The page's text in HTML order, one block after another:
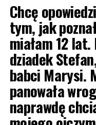
Chcę
tym, jak
miałam 12
dziadek
babci Marysi.
panowała
naprawdę